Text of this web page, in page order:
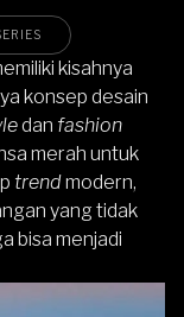
(JDM)
kisahnya
konsep desain
dan fashion
merah untuk
trendmodern,
yang tidak
bisa menjadi